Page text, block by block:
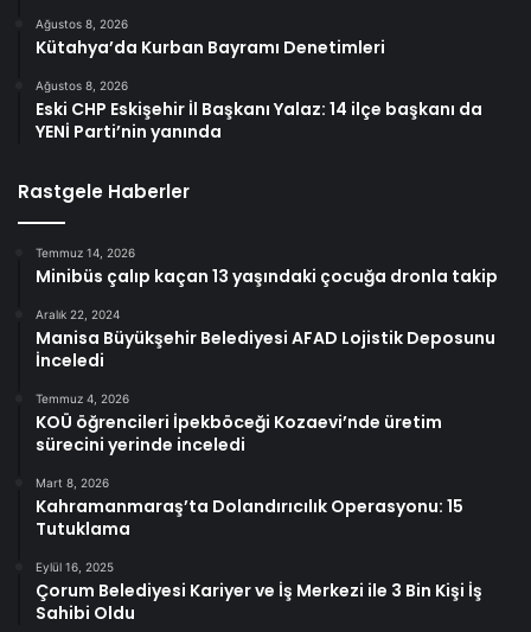
Ağustos 8, 2026
Kütahya’da Kurban Bayramı Denetimleri
Ağustos 8, 2026
Eski CHP Eskişehir İl Başkanı Yalaz: 14 ilçe başkanı da
YENİ Parti’nin yanında
Rastgele Haberler
Temmuz 14, 2026
Minibüs çalıp kaçan 13 yaşındaki çocuğa dronla takip
Aralık 22, 2024
Manisa Büyükşehir Belediyesi AFAD Lojistik Deposunu
İnceledi
Temmuz 4, 2026
KOÜ öğrencileri İpekböceği Kozaevi’nde üretim
sürecini yerinde inceledi
Mart 8, 2026
Kahramanmaraş’ta Dolandırıcılık Operasyonu: 15
Tutuklama
Eylül 16, 2025
Çorum Belediyesi Kariyer ve İş Merkezi ile 3 Bin Kişi İş
Sahibi Oldu